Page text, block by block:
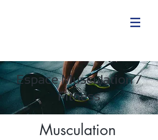
Espace Musculation /
Fitness
Musculation